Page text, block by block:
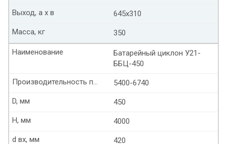
645х310
Выход, а х в
350
Масса, кг
Батарейный циклон У21-
ББЦ-450
Наименование
5400-6740
Производительность по воздуху м3/ч
450
D, мм
4000
Н, мм
420
d вх, мм